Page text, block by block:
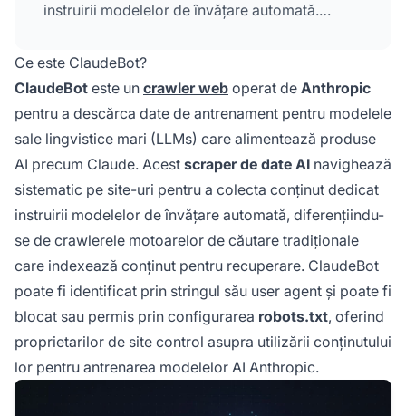
instruirii modelelor de învățare automată.
ClaudeBot prin configurarea robots.txt.
robots.txt, permițând blocarea sau permiterea
accesului.
Ce este ClaudeBot?
ClaudeBot este un crawler web operat de Anthropic
pentru a descărca date de antrenament pentru modelele
sale lingvistice mari (LLMs) care alimentează produse
AI precum Claude. Acest scraper de date AI navighează
sistematic pe site-uri pentru a colecta conținut dedicat
instruirii modelelor de învățare automată, diferențiindu-
se de crawlerele motoarelor de căutare tradiționale
care indexează conținut pentru recuperare. ClaudeBot
poate fi identificat prin stringul său user agent și poate fi
blocat sau permis prin configurarea robots.txt, oferind
proprietarilor de site control asupra utilizării conținutului
lor pentru antrenarea modelelor AI Anthropic.